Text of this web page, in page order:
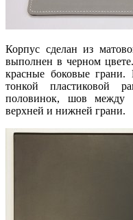
Корпус сделан из
выполнен в черном
красные боковые грани.
тонкой пластиковой
половинок, шов между
верхней и нижней грани.